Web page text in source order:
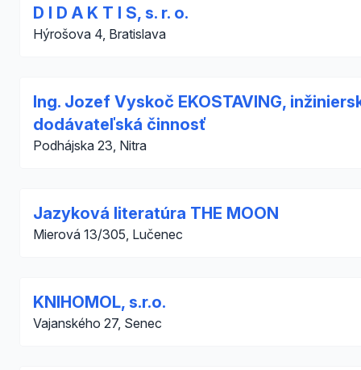
D I D A K T I S, s. r. o.
Hýrošova 4, Bratislava
Ing. Jozef Vyskoč EKOSTAVING,
dodávateľská činnosť
Podhájska 23, Nitra
Jazyková literatúra THE MOON
Mierová 13/305, Lučenec
KNIHOMOL, s.r.o.
Vajanského 27, Senec